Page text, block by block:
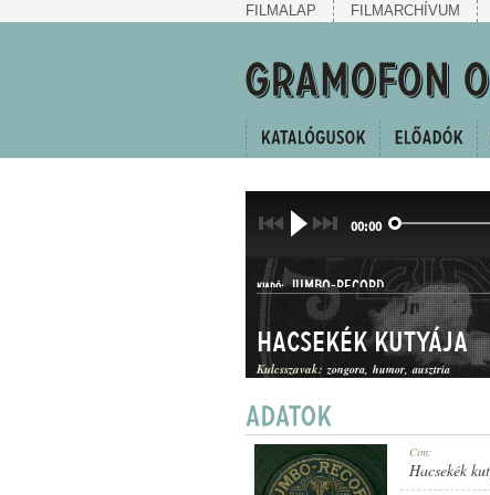
FILMALAP FILMARCHÍVUM
00:00
KIADÓ: JUMBO-RECORD
LEMEZSZÁM: A. 118020.
Hacsekék kutyája
Kulcsszavak: zongora humor ausztria
Cím:
Hacsekék